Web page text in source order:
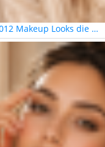
Makeup Looks die …